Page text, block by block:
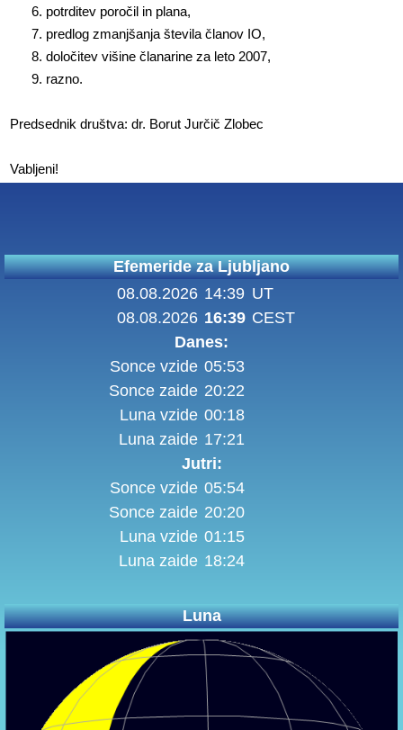
potrditev poročil in plana,
predlog zmanjšanja števila članov IO,
določitev višine članarine za leto 2007,
razno.
Predsednik društva: dr. Borut Jurčič Zlobec
Vabljeni!
Efemeride za Ljubljano
08.08.2026 14:39 UT
08.08.2026 16:39 CEST
Danes:
Sonce vzide 05:53
Sonce zaide 20:22
Luna vzide 00:18
Luna zaide 17:21
Jutri:
Sonce vzide 05:54
Sonce zaide 20:20
Luna vzide 01:15
Luna zaide 18:24
Luna